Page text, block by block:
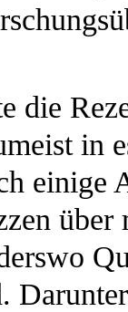
die
in
einige